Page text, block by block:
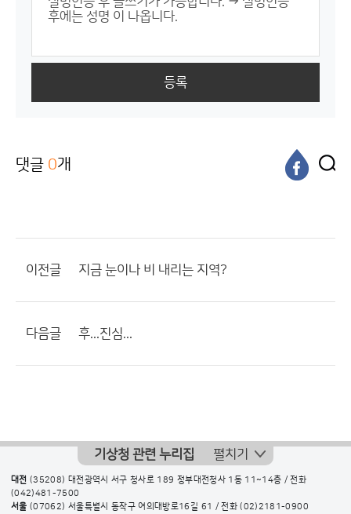
등록
댓글 0개
이전글 지금 눈이나 비 내리는 지역?
다음글 후...진심...
기상청 관련 누리집 펼치기
대전 (35208) 대전광역시 서구 청사로 189 정부대전청사 1동 11~14층 / 전화
(042)481-7500
서울 (07062) 서울특별시 동작구 여의대방로16길 61 / 전화(02)2181-0900